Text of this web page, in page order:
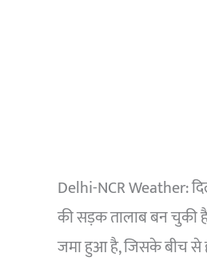
Delhi-NCR Weather:
की सड़क तालाब बन चुकी
जमा हुआ है, जिसके बीच से